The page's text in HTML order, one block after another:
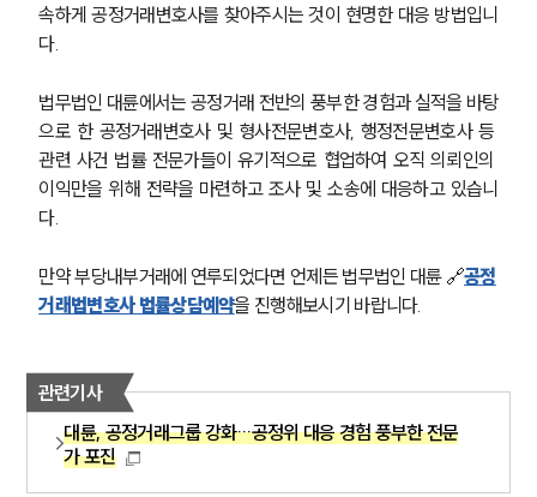
속하게 공정거래변호사를 찾아주시는 것이 현명한 대응 방법입니
다.
법무법인 대륜에서는 공정거래 전반의 풍부한 경험과 실적을 바탕
으로 한 공정거래변호사 및 형사전문변호사, 행정전문변호사 등
관련 사건 법률 전문가들이 유기적으로 협업하여 오직 의뢰인의
이익만을 위해 전략을 마련하고 조사 및 소송에 대응하고 있습니
다.
만약 부당내부거래에 연루되었다면 언제든 법무법인 대륜 🔗공정
거래법변호사 법률상담예약을 진행해보시기 바랍니다.
관련기사
대륜, 공정거래그룹 강화…공정위 대응 경험 풍부한 전문
가 포진